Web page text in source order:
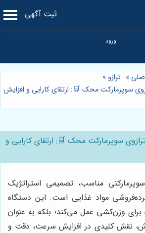
ثبت آگهی
» ترازو »
سوپرمارکت محک 🛒: ارتقای کارایی و افزایش
سوپرمارکت محک 🛒: ارتقای کارایی و
مناسب، تصمیمی استراتژیک
مواد غذایی است. این دستگاه
برای وزن‌کشی عمل می‌کند؛ بلکه به عنوان
نقش کلیدی در افزایش سرعت، دقت و